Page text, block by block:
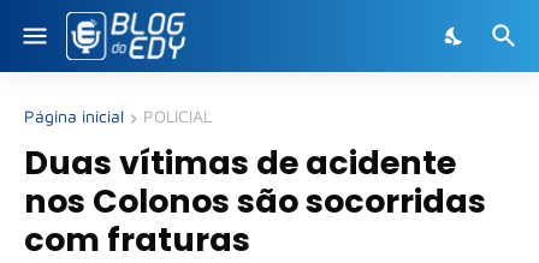
Página inicial POLICIAL
Duas vítimas de acidente
nos Colonos são socorridas
com fraturas